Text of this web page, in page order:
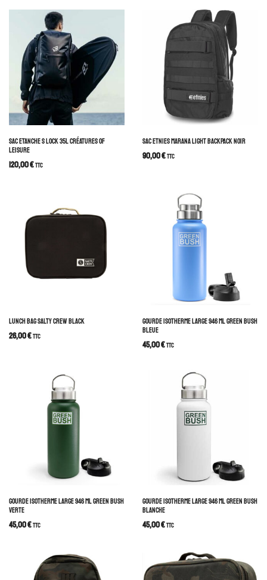
SAC ETANCHE S LOCK 35L CRÉATURES OF
LEISURE
120,00€TTC
SAC ETNIES MARANA LIGHT BACKPACK NOIR
90,00€TTC
LUNCH BAG SALTY CREW BLACK
26,00€TTC
GOURDE ISOTHERME LARGE 946 ML GREEN BUSH
BLEUE
45,00€TTC
GOURDE ISOTHERME LARGE 946 ML GREEN BUSH
VERTE
45,00€TTC
GOURDE ISOTHERME LARGE 946 ML GREEN BUSH
BLANCHE
45,00€TTC